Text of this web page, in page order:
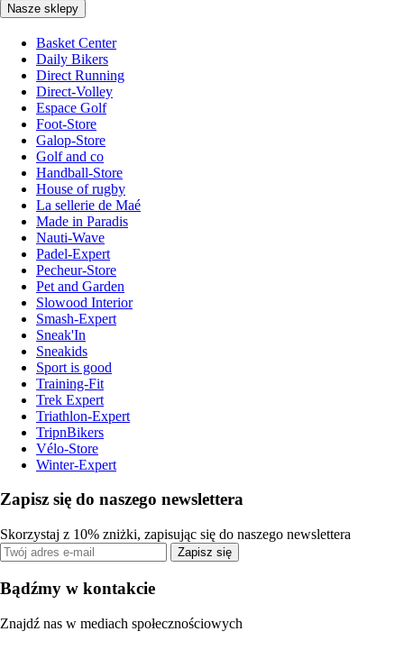
Nasze sklepy
Basket Center
Daily Bikers
Direct Running
Direct-Volley
Espace Golf
Foot-Store
Galop-Store
Golf and co
Handball-Store
House of rugby
La sellerie de Maé
Made in Paradis
Nauti-Wave
Padel-Expert
Pecheur-Store
Pet and Garden
Slowood Interior
Smash-Expert
Sneak'In
Sneakids
Sport is good
Training-Fit
Trek Expert
Triathlon-Expert
TripnBikers
Vélo-Store
Winter-Expert
Zapisz się do naszego newslettera
Skorzystaj z 10% zniżki, zapisując się do naszego newslettera
Zapisz się
Bądźmy w kontakcie
Znajdź nas w mediach społecznościowych